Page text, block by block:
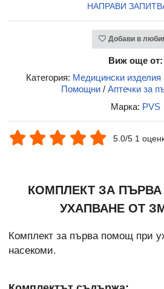
НАПРАВИ
Добави в
Виж още от:
Категория: Медицински изделия
Помощни / Аптечки за
Марка: PVS
5.0/5 1
КОМПЛЕКТ ЗА
УХАПВАНЕ ОТ
Комплект за първа помощ при
насекоми.